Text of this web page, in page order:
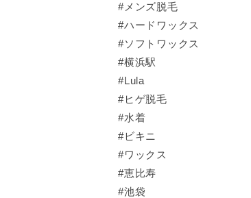
#メンズ脱毛
#ハードワックス
#ソフトワックス
#横浜駅
#Lula
#ヒゲ脱毛
#水着
#ビキニ
#ワックス
#恵比寿
#池袋